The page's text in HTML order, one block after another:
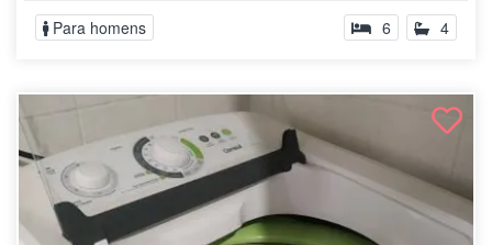
Para homens 6 4